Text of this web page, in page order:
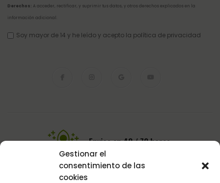
Gestionar el
consentimiento de las
cookies
Derechos: A acceder, rectificar, y suprimir tus datos, y otros derechos explicados en la
información adicional
Soy mayor de 14 y he leído y acepto la política de privacidad
Envios en 48 / 72 horas.
En toda la Península